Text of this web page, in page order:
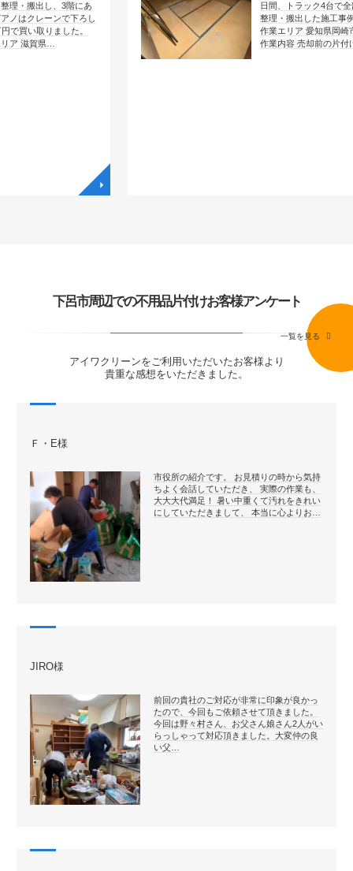
3階にあ
で下ろし
した。
日間、トラック4台で全部屋を
整理・搬出した施工事例です。
作業エリア 愛知県岡崎市大西
作業内容 売却前の片付け …
下呂市周辺での不用品片付けお客様アンケート
アイワクリーンをご利用いただいたお客様より
貴重な感想をいただきました。
一覧を見る
Ｆ・E様
市役所の紹介です。 お見積りの時から気持
ちよく会話していただき、 実際の作業も、
大大大代満足！ 暑い中重くて汚れをきれい
にしていただきまして、 本当に心よりお…
JIRO様
前回の貴社のご対応が非常に印象が良かっ
たので、今回もご依頼させて頂きました。
今回は野々村さん、お父さん娘さん2人がい
らっしゃって対応頂きました。大変仲の良
い父…